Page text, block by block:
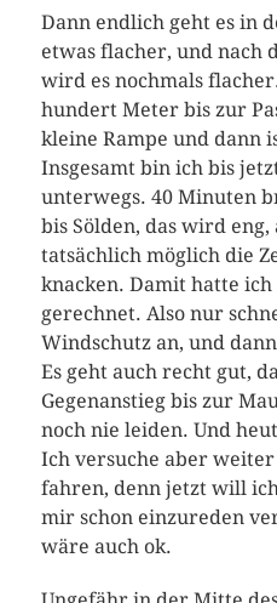
Dann endlich geht es in
etwas flacher, und nach
wird es nochmals
hundert Meter bis zur
kleine Rampe und dann
Insgesamt bin ich bis
unterwegs. 40 Minuten
bis Sölden, das wird
tatsächlich möglich die
knacken. Damit hatte
gerechnet. Also nur
Windschutz an, und
Es geht auch recht gut,
Gegenanstieg bis zur
noch nie leiden. Und
Ich versuche aber
fahren, denn jetzt will
mir schon einzureden
wäre auch ok.